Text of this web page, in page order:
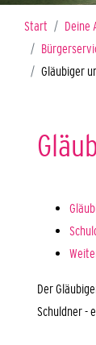
Start
Deine
Gläubiger
Der
Schuldner -